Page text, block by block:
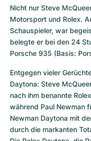
Nicht nur Steve
Motorsport und Rolex.
Schauspieler, war
belegte er bei den 24
Porsche 935 (Basis:
Entgegen vieler
Daytona: Steve
nach ihm benannte
während Paul Newman
Newman Daytona mit
durch die markanten